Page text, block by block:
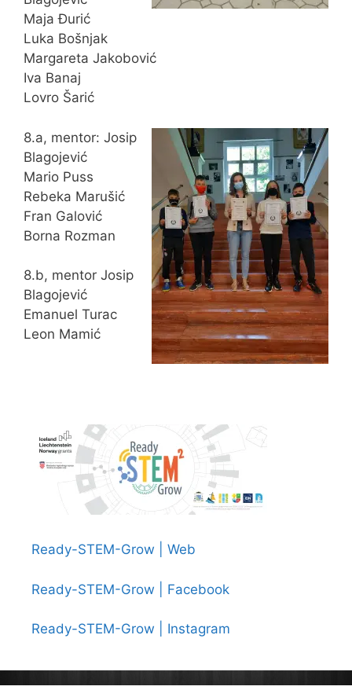
Maja Đurić
Luka Bošnjak
Margareta Jakobović
Iva Banaj
Lovro Šarić
8.a, mentor: Josip
Blagojević
Mario Puss
Rebeka Marušić
Fran Galović
Borna Rozman
8.b, mentor Josip
Blagojević
Emanuel Turac
Leon Mamić
Ready-STEM-Grow | Web
Ready-STEM-Grow | Facebook
Ready-STEM-Grow | Instagram